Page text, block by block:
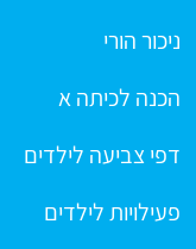
ניכור הורי
הכנה לכיתה א
דפי צביעה לילדים
פעילויות לילדים